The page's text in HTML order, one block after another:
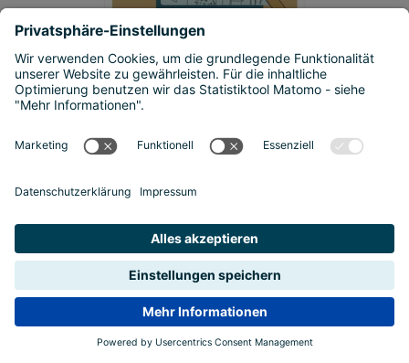
© Daniela Simoner
Aktivitätsbuch „Checkst du
Baukultur?“
Entdeckungen werden Schülerinnen und Schüler für
sensibilisiert. Ausgehend vom persönlichen Umfeld der
unmittelbares Lebensumfeld bis zum Lebensraum und
dessen Zusammenhang mit dem Klima gezoomt.
Ziel ist, den gestalteten Raum bewusster wahrzunehmen,
kritisch zu betrachten, eigene Bedürfnisse zu erkennen und